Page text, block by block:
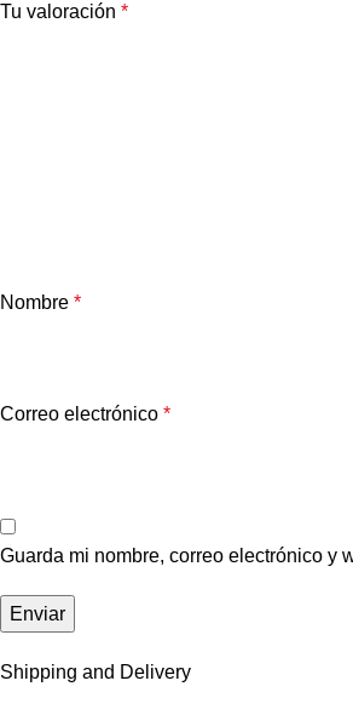
Tu valoración *
Nombre *
Correo electrónico *
Guarda mi nombre, correo electrónico y
Shipping and Delivery